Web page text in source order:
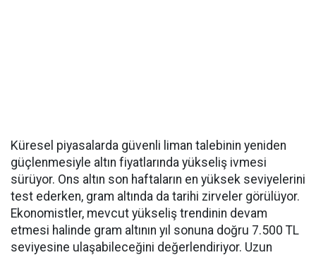
Küresel piyasalarda güvenli liman talebinin yeniden
güçlenmesiyle altın fiyatlarında yükseliş ivmesi
sürüyor. Ons altın son haftaların en yüksek seviyelerini
test ederken, gram altında da tarihi zirveler görülüyor.
Ekonomistler, mevcut yükseliş trendinin devam
etmesi halinde gram altının yıl sonuna doğru 7.500 TL
seviyesine ulaşabileceğini değerlendiriyor. Uzun